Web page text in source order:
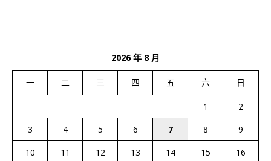
2026 年 8 月
一 二 三 四 五 六 日
1
2
3
4 5 6 7 8
9
10
11 12 13 14 15
16